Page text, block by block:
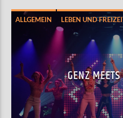
ALLGEMEIN LEBEN UND
MÜNSTER MUSIK TANZ
UNTERHALTUNG
GENZ